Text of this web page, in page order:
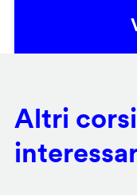
Altri